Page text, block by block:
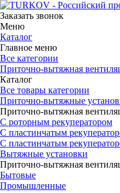
Заказать звонок
Меню
Каталог
Главное меню
Все категории
Приточно-вытяжная
Каталог
Все товары категории
Приточно-вытяжные
Приточно-вытяжная
С роторным рекуператором
С пластинчатым
С пластинчатым
Вытяжные установки
Приточно-вытяжная
Бытовые
Промышленные